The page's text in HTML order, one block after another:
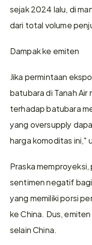
sejak 2024 lalu, di
dari total volume
Dampak ke emiten
Jika permintaan
batubara di Tanah
terhadap batubara
yang oversupply
harga komoditas ini,"
Praska
sentimen negatif
yang memiliki porsi
ke China. Dus,
selain China.